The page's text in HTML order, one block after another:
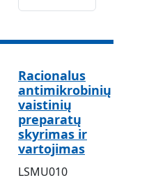
Racionalus
antimikrobinių
vaistinių
preparatų
skyrimas ir
vartojimas
LSMU010